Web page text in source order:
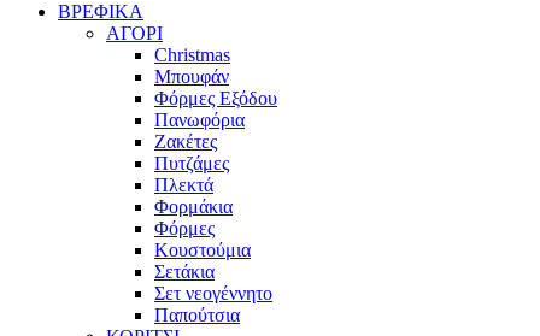
ΒΡΕΦΙΚΑ
ΑΓΟΡΙ
Christmas
Μπουφάν
Φόρμες Εξόδου
Πανωφόρια
Ζακέτες
Πυτζάμες
Πλεκτά
Φορμάκια
Φόρμες
Κουστούμια
Σετάκια
Σετ νεογέννητο
Παπούτσια